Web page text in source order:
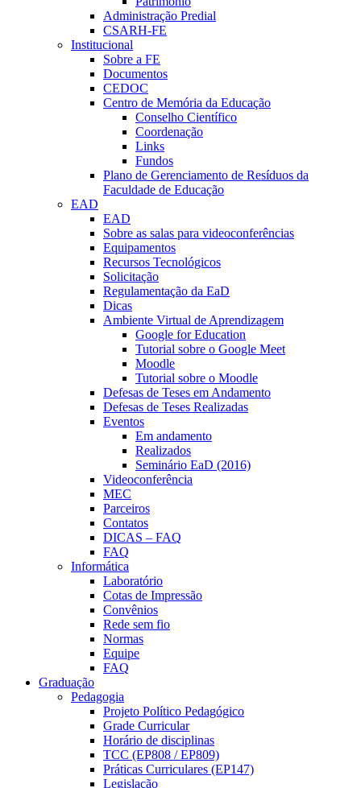
Administração Predial
CSARH-FE
Institucional
Sobre a FE
Documentos
CEDOC
Centro de Memória da Educação
Conselho Científico
Coordenação
Links
Fundos
Plano de Gerenciamento de Resíduos da
Faculdade de Educação
EAD
EAD
Sobre as salas para videoconferências
Equipamentos
Recursos Tecnológicos
Solicitação
Regulamentação da EaD
Dicas
Ambiente Virtual de Aprendizagem
Google for Education
Tutorial sobre o Google Meet
Moodle
Tutorial sobre o Moodle
Defesas de Teses em Andamento
Defesas de Teses Realizadas
Eventos
Em andamento
Realizados
Seminário EaD (2016)
Videoconferência
MEC
Parceiros
Contatos
DICAS – FAQ
FAQ
Informática
Laboratório
Cotas de Impressão
Convênios
Rede sem fio
Normas
Equipe
FAQ
Graduação
Pedagogia
Projeto Político Pedagógico
Grade Curricular
Horário de disciplinas
TCC (EP808 / EP809)
Práticas Curriculares (EP147)
Legislação